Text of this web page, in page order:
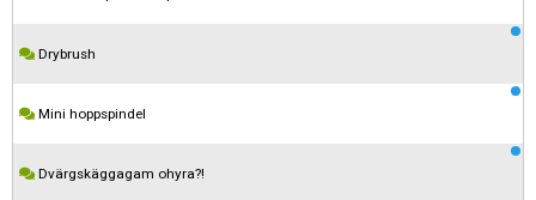
Drybrush
Mini hoppspindel
Dvärgskäggagam ohyra?!